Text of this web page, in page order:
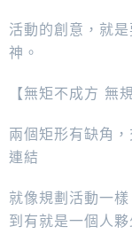
活動的創意，就
神。
【無矩不成方 無
兩個矩形有缺角
連結
就像規劃活動一
到有就是一個人